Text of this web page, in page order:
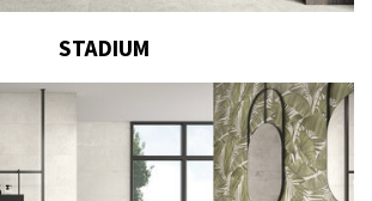
STADIUM